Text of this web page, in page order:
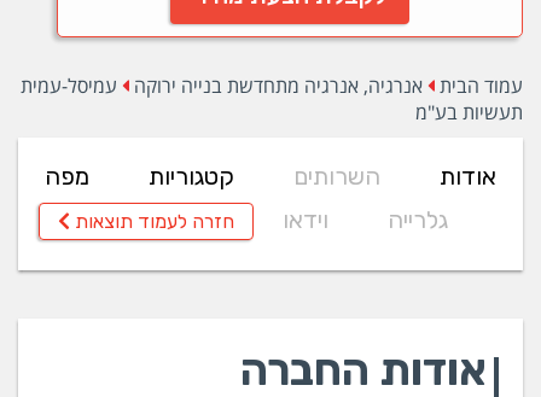
עמוד הבית אנרגיה, אנרגיה מתחדשת בנייה ירוקה
עמיסל-עמית
תעשיות בע"מ
אודות השרותים קטגוריות
מפה
גלרייה
וידאו חזרה לעמוד תוצאות
אודות החברה